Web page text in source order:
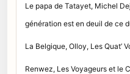
Le papa de Tatayet, Michel
génération est en deuil de ce
La Belgique, Olloy, Les Quat’
Renwez, Les Voyageurs et le